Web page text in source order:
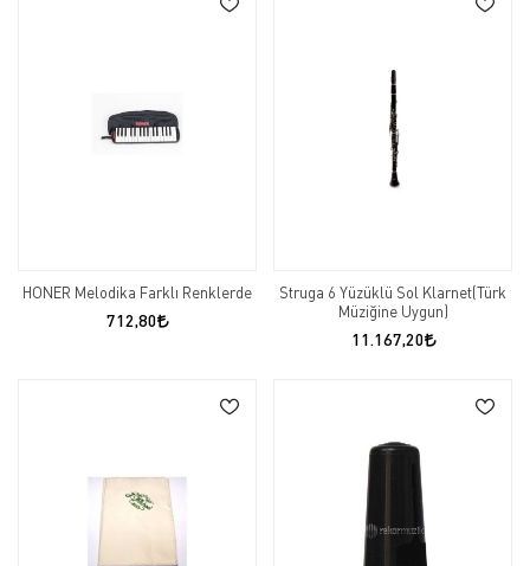
HONER Melodika Farklı Renklerde
712,80
Struga 6 Yüzüklü Sol Klarnet(Türk
Müziğine Uygun)
11.167,20